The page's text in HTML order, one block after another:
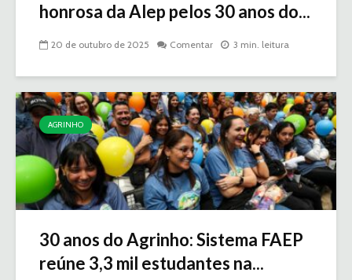
honrosa da Alep pelos 30 anos do...
20 de outubro de 2025 Comentar 3 min. leitura
AGRINHO
30 anos do Agrinho: Sistema FAEP
reúne 3,3 mil estudantes na...